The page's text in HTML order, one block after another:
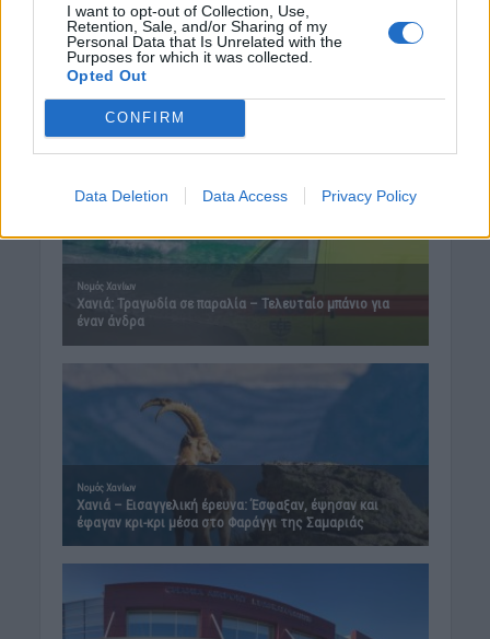
I want to opt-out of Collection, Use,
Retention, Sale, and/or Sharing of my
Personal Data that Is Unrelated with the
Purposes for which it was collected.
Opted Out
CONFIRM
Data Deletion Data Access Privacy Policy